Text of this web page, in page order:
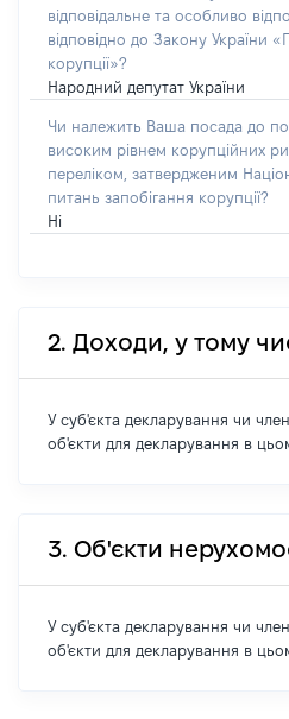
відповідальне та особливо
відповідно до Закону України
корупції»?
Народний депутат України
Чи належить Ваша посада до
високим рівнем корупційних
переліком, затвердженим
питань запобігання корупції?
Ні
2. Доходи, у тому
У суб'єкта декларування чи
об'єкти для декларування в
3. Об'єкти
У суб'єкта декларування чи
об'єкти для декларування в